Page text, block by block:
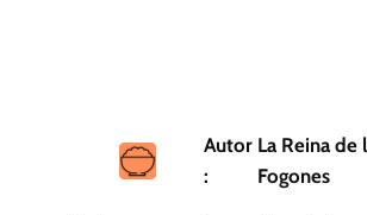
Autor
:
La Reina de
Fogones